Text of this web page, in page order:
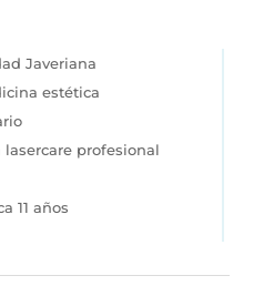
Javeriana
estética
profesional
11 años